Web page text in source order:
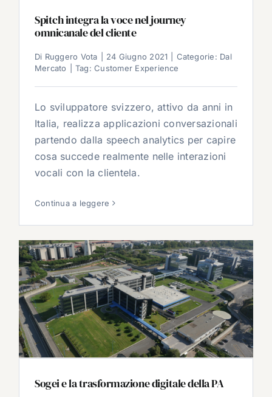
Spitch integra la voce nel journey
omnicanale del cliente
Di Ruggero Vota 24 Giugno 2021 Categorie: Dal
Mercato
Tag:Customer Experience
Lo sviluppatore svizzero, attivo da anni in
Italia, realizza applicazioni conversazionali
partendo dalla speech analytics per capire
cosa succede realmente nelle interazioni
vocali con la clientela.
Continua a leggere
Sogei e la trasformazione digitale della PA